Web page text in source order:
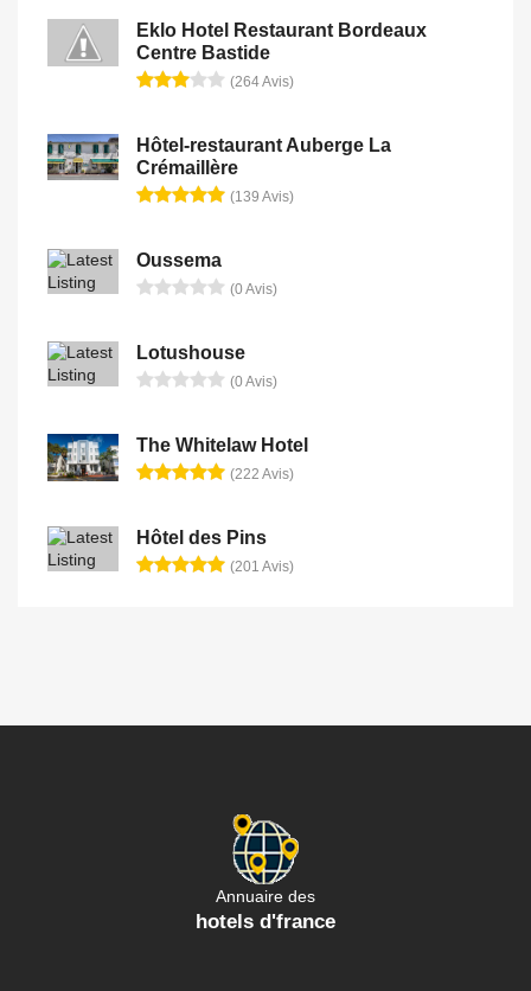
Eklo Hotel Restaurant Bordeaux
Centre Bastide
(264 Avis)
Hôtel-restaurant Auberge La
Crémaillère
(139 Avis)
Oussema
(0 Avis)
Lotushouse
(0 Avis)
The Whitelaw Hotel
(222 Avis)
Hôtel des Pins
(201 Avis)
Annuaire des
hotels d'france